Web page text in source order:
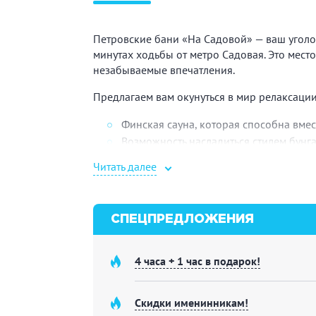
Петровские бани «На Садовой» — ваш
минутах ходьбы от метро Садовая. Это
незабываемые впечатления.
Предлагаем вам окунуться в мир
Финская сауна, которая способна
Возможность насладиться стилем
Банкетный зал для организации
составляет 1,6 метра. Сочетание
Приходите в Петровские бани «На
повседневной суеты и насладиться
станет незабываемым и приятным
Читать далее
СПЕЦПРЕДЛОЖЕНИЯ
4 часа + 1 час в подарок!
Скидки именинникам!